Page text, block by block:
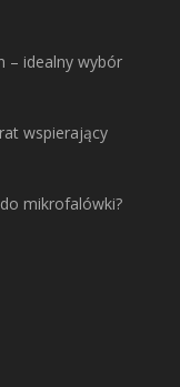
– idealny wybór
wspierający
mikrofalówki?